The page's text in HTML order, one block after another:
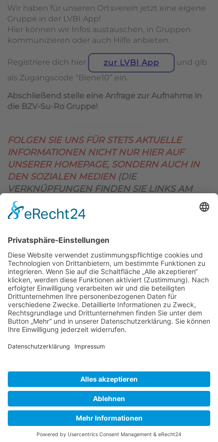
Wir haben für unseren Ortsverein jetzt eine eigene
Gruppe in der LVBI App!
Hier können wir Infos austauschen, in Gruppen
kommunizieren oder auch Hilfe anbieten.
Registriere dich hier zur LVBI App
und gib
als Zugangscode “Biene10” ein.
Abschließend stelle eine Anfrage zur Aufnahme in
die BZV-Su-Ro Gruppe!
FOLGEN SIE UNS FÜR STETS AKTUELLE
INFORMATIONEN NICHT NUR HIER AUF
UNSERER HOMEPAGE, SONDERN AUCH IN
DEN SOZIALEN MEDIEN (DIE
VERKNÜPFUNGEN FINDEN SIE LINKS AM
OBEREN SEITENRAND)
BIENENZUCHTVEREIN SULZBACH-ROSENBERG
1871 E.V.
1. Vorsitzender
Matthias Bohmann
Siebeneichen 13
92237 Sulzbach-Rosenberg
E-Mail: vorstand@bienenzuchtverein-sulzbach-
Copyright © Bienenzuchtverein
Sulzbach-Rosenberg 1871 e.V.
Kontakt|Impressum|Datenschutzerklärung|
Cookie-Einstellungen